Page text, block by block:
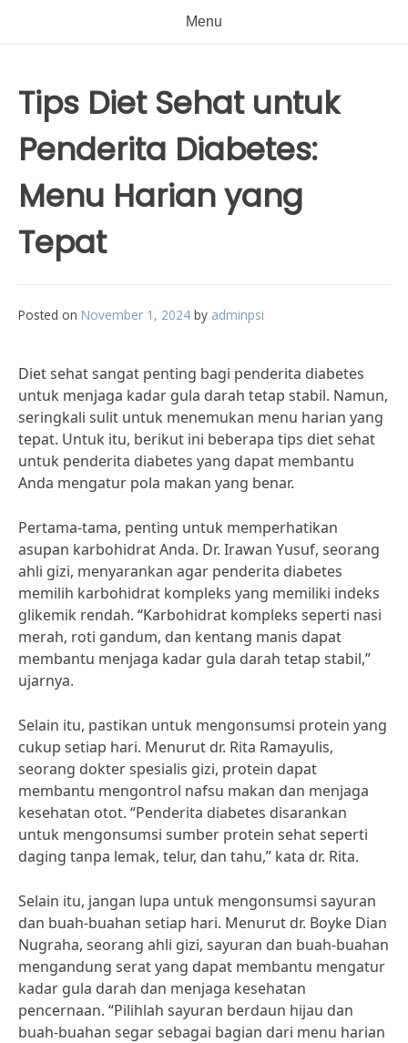
Menu
Tips Diet Sehat untuk
Penderita Diabetes:
Menu Harian yang
Tepat
Posted on November 1, 2024 by adminpsi
Diet sehat sangat penting bagi penderita diabetes
untuk menjaga kadar gula darah tetap stabil. Namun,
seringkali sulit untuk menemukan menu harian yang
tepat. Untuk itu, berikut ini beberapa tips diet sehat
untuk penderita diabetes yang dapat membantu
Anda mengatur pola makan yang benar.
Pertama-tama, penting untuk memperhatikan
asupan karbohidrat Anda. Dr. Irawan Yusuf, seorang
ahli gizi, menyarankan agar penderita diabetes
memilih karbohidrat kompleks yang memiliki indeks
glikemik rendah. “Karbohidrat kompleks seperti nasi
merah, roti gandum, dan kentang manis dapat
membantu menjaga kadar gula darah tetap stabil,”
ujarnya.
Selain itu, pastikan untuk mengonsumsi protein yang
cukup setiap hari. Menurut dr. Rita Ramayulis,
seorang dokter spesialis gizi, protein dapat
membantu mengontrol nafsu makan dan menjaga
kesehatan otot. “Penderita diabetes disarankan
untuk mengonsumsi sumber protein sehat seperti
daging tanpa lemak, telur, dan tahu,” kata dr. Rita.
Selain itu, jangan lupa untuk mengonsumsi sayuran
dan buah-buahan setiap hari. Menurut dr. Boyke Dian
Nugraha, seorang ahli gizi, sayuran dan buah-buahan
mengandung serat yang dapat membantu mengatur
kadar gula darah dan menjaga kesehatan
pencernaan. “Pilihlah sayuran berdaun hijau dan
buah-buahan segar sebagai bagian dari menu harian